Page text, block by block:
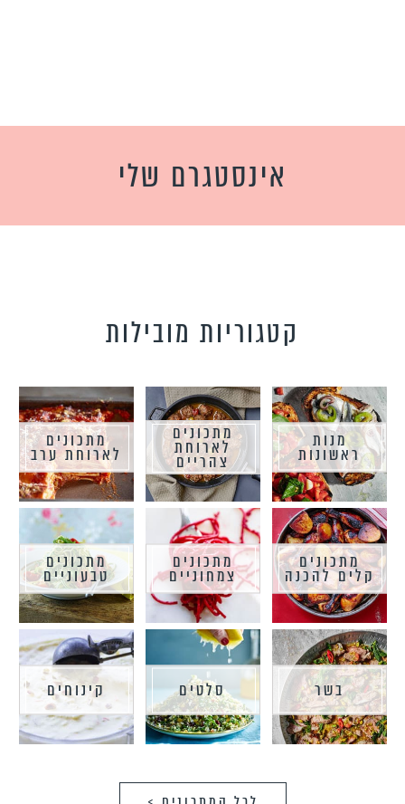
אינסטגרם שלי
קטגוריות מובילות
מנות
ראשונות
מתכונים
לארוחת
צהריים
מתכונים
לארוחת ערב
מתכונים
קלים להכנה
מתכונים
צמחוניים
מתכונים
טבעוניים
בשר סלטים קינוחים